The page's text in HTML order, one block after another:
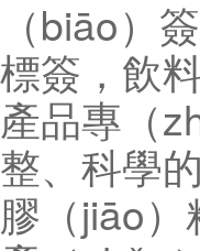
（biāo）
標簽，飲
產品專（
整、科學
膠（jiāo